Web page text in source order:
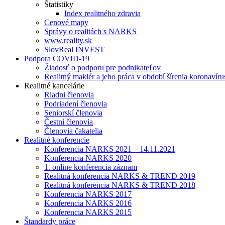
Štatistiky
Index realitného zdravia
Cenové mapy
Správy o realitách s NARKS
www.reality.sk
SlovReal INVEST
Podpora COVID-19
Žiadosť o podporu pre podnikateľov
Realitný maklér a jeho práca v období šírenia
Realitné kancelárie
Riadni členovia
Podriadení členovia
Seniorskí členovia
Čestní členovia
Členovia čakatelia
Realitné konferencie
Konferencia NARKS 2021 – 14.11.2021
Konferencia NARKS 2020
1. online konferencia záznam
Realitná konferencia NARKS & TREND 2019
Realitná konferencia NARKS & TREND 2018
Konferencia NARKS 2017
Konferencia NARKS 2016
Konferencia NARKS 2015
Štandardy práce